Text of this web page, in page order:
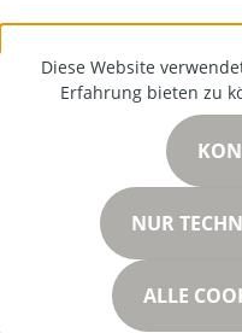
Diese Website
Erfahrung bieten zu
NUR
ALLE